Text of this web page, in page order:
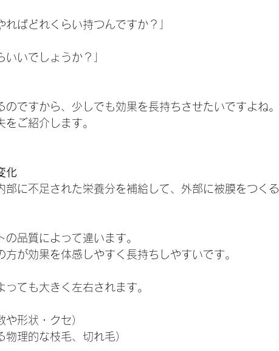
ればどれくらい持つんですか？」
いいでしょうか？」
ですから、少しでも効果を長持ちさせたいですよね。
ご紹介します。
化
部に不足された栄養分を補給して、外部に被膜をつくる
品質によって違います。
が効果を体感しやすく長持ちしやすいです。
っても大きく左右されます。
形状・クセ）
理的な枝毛、切れ毛）